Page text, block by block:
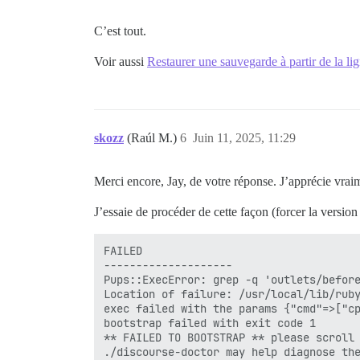
C’est tout.
Voir aussi Restaurer une sauvegarde à partir de la
skozz (Raúl M.) Juin 11, 2025, 11:29
6
Merci encore, Jay, de votre réponse. J’apprécie
J’essaie de procéder de cette façon (forcer la
FAILED
--------------------
Pups::ExecError: grep -q 'outlets/
Location of failure: /usr/local/lib/ruby/
exec failed with the params
bootstrap failed with exit code 1
** FAILED TO BOOTSTRAP ** please
./discourse-doctor may help diagnose